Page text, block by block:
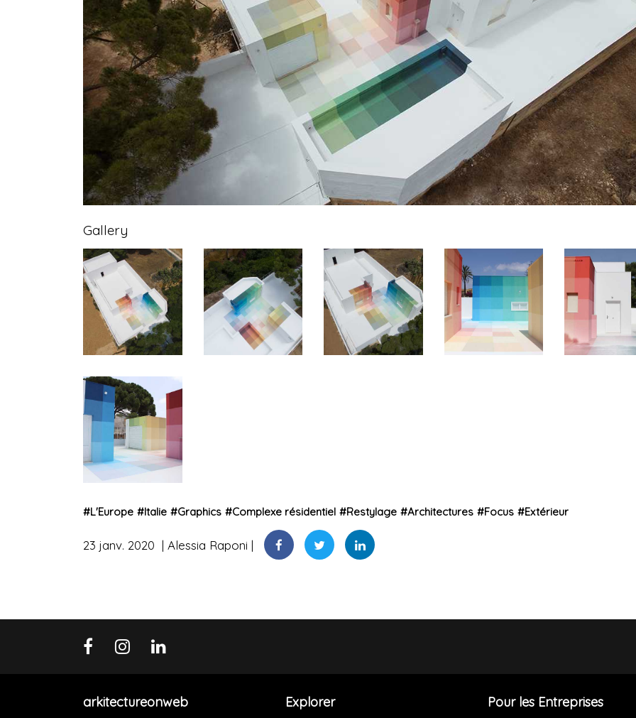
Gallery
#L'Europe #Italie #Graphics #Complexe résidentiel #Restylage #Architectures #Focus #Extérieur
23 janv. 2020 Alessia Raponi
arkitectureonweb Explorer Pour les Entreprises